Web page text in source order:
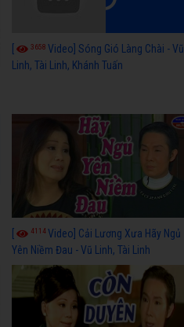
3658 Video] Sóng Gió Làng Chài - Vũ
Linh, Tài Linh, Khánh Tuấn
4114Video] Cải Lương Xưa Hãy Ngủ
Yên Niềm Đau - Vũ Linh, Tài Linh